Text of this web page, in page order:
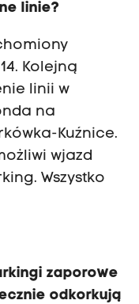
linie?
Kolejną
linii w
na
Kuźnice.
wjazd
Wszystko
zaporowe
odkorkują